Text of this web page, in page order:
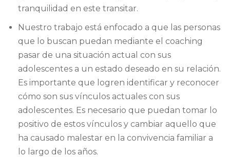
tranquilidad en este transitar.
Nuestro trabajo está enfocado a que las personas
que lo buscan puedan mediante el coaching
pasar de una situación actual con sus
adolescentes a un estado deseado en su relación.
Es importante que logren identificar y reconocer
cómo son sus vínculos actuales con sus
adolescentes. Es necesario que puedan tomar lo
positivo de estos vínculos y cambiar aquello que
ha causado malestar en la convivencia familiar a
lo largo de los años.